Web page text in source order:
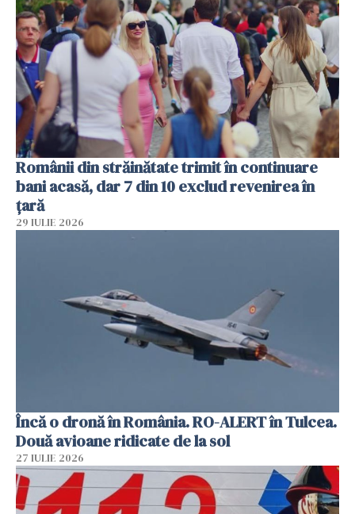
Românii din străinătate trimit în continuare
bani acasă, dar 7 din 10 exclud revenirea în
țară
29 IULIE 2026
Încă o dronă în România. RO-ALERT în Tulcea.
Două avioane ridicate de la sol
27 IULIE 2026